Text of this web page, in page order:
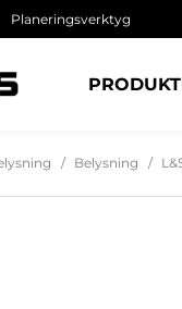
Planeringsverktyg
Belysning